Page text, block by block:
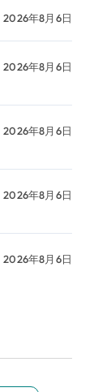
2026年8月6日
2026年8月6日
2026年8月6日
2026年8月6日
2026年8月6日